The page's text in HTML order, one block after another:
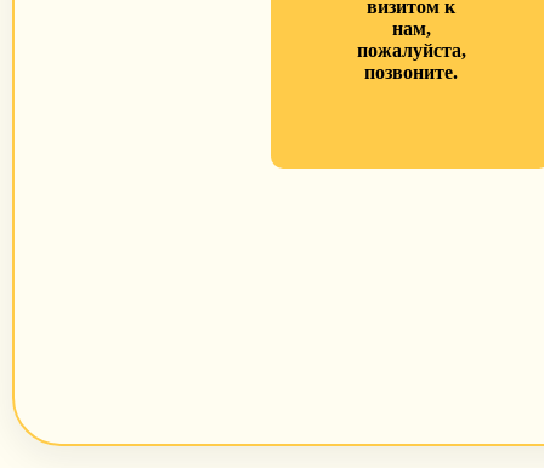
визитом к
нам,
пожалуйста,
позвоните.